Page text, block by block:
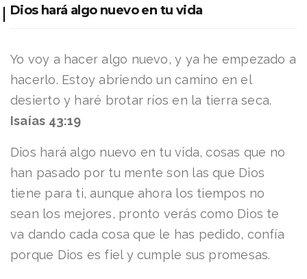
Dios hará algo nuevo en tu vida
Yo voy a hacer algo nuevo, y ya he empezado a
hacerlo. Estoy abriendo un camino en el
desierto y haré brotar ríos en la tierra seca.
Isaías 43:19
Dios hará algo nuevo en tu vida, cosas que no
han pasado por tu mente son las que Dios
tiene para ti, aunque ahora los tiempos no
sean los mejores, pronto verás como Dios te
va dando cada cosa que le has pedido, confía
porque Dios es fiel y cumple sus promesas.